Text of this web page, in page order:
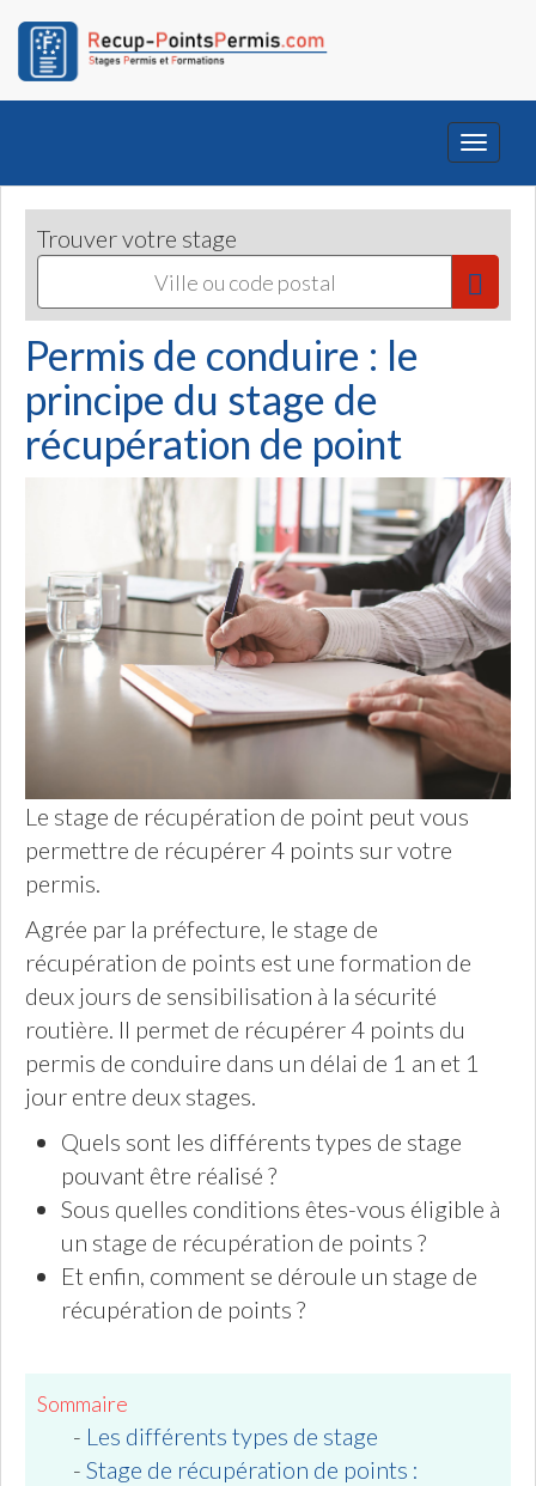
Toggle
Trouver votre stage
Permis de conduire : le
principe du stage de
récupération de point
Le stage de récupération de point peut vous
permettre de récupérer 4 points sur votre
permis.
Agrée par la préfecture, le stage de
récupération de points est une formation de
deux jours de sensibilisation à la sécurité
routière. Il permet de récupérer 4 points du
permis de conduire dans un délai de 1 an et 1
jour entre deux stages.
Quels sont les différents types de stage
pouvant être réalisé ?
Sous quelles conditions êtes-vous éligible à
un stage de récupération de points ?
Et enfin, comment se déroule un stage de
récupération de points ?
Sommaire
- Les différents types de stage
- Stage de récupération de points :